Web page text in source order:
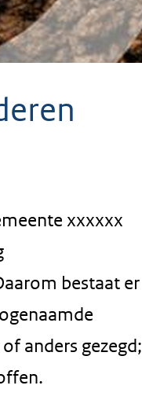
xxxxxx
bestaat er
anders gezegd;